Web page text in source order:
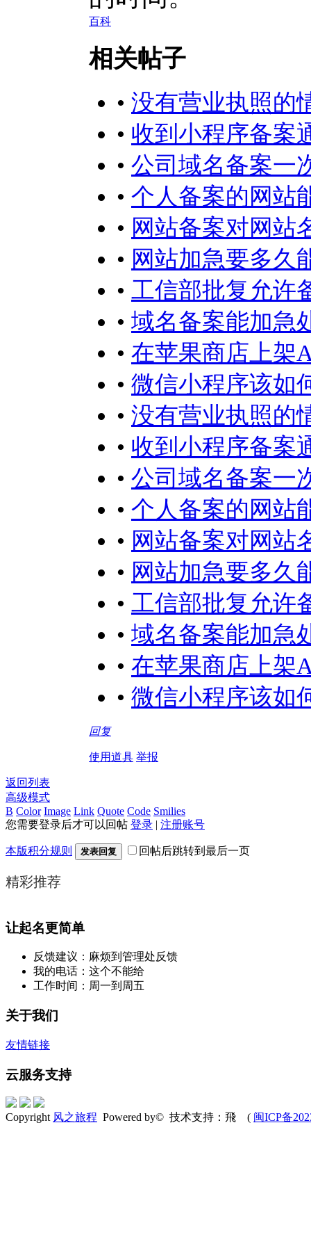
百科
相关帖子
• 没有营业执照的
• 收到小程序备案
• 公司域名备案一
• 个人备案的网站
• 网站备案对网站
• 网站加急要多久
• 工信部批复允许
• 域名备案能加急
• 在苹果商店上架
• 微信小程序该如
• 没有营业执照的
• 收到小程序备案
• 公司域名备案一
• 个人备案的网站
• 网站备案对网站
• 网站加急要多久
• 工信部批复允许
• 域名备案能加急
• 在苹果商店上架
• 微信小程序该如
回复
使用道具 举报
返回列表
高级模式
B Color Image Link Quote Code Smilies
您需要登录后才可以回帖 登录 | 注册账号
本版积分规则 发表回复 回帖后跳转到最后一页
精彩推荐
让起名更简单
反馈建议：麻烦到管理处反馈
我的电话：这个不能给
工作时间：周一到周五
关于我们
友情链接
云服务支持
Copyright 风之旅程 Powered by© 技术支持：飛 ( 闽ICP备